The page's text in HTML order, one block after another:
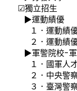
☑獨立招生
▶運動績優
１． 運動績
２． 運動績
▶軍警院校-軍
１． 國軍人
２． 中央警
３． 臺灣警